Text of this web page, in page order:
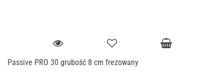
Passive PRO 30 grubość 8 cm frezowany